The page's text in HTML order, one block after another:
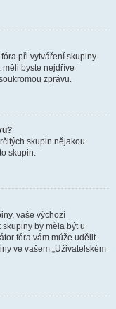
při vytváření skupiny.
měli byste nejdříve
zprávu.
skupin nějakou
skupin.
vaše výchozí
by měla být u
fóra vám může udělit
ve vašem „Uživatelském